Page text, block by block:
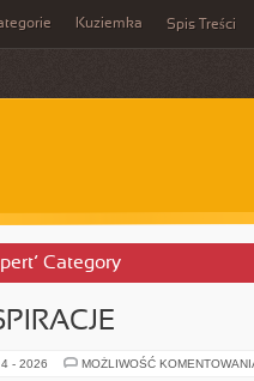
Kuziemka Spis Treści
Category
- 2026 MOŻLIWOŚĆ